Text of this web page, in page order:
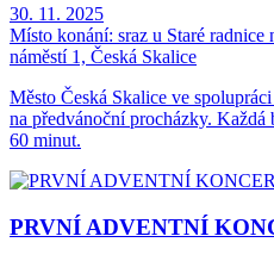
30. 11. 2025
Místo konání: sraz u Staré
náměstí 1, Česká Skalice
Město Česká Skalice ve
na předvánoční procházky. Každá
60 minut.
PRVNÍ ADVENTNÍ